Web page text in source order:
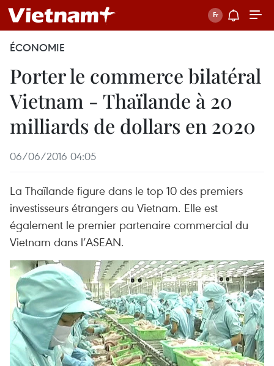
ÉCONOMIE
Porter le commerce bilatéral
Vietnam - Thaïlande à 20
milliards de dollars en 2020
06/06/2016 04:05
La Thaïlande figure dans le top 10 des premiers
investisseurs étrangers au Vietnam. Elle est
également le premier partenaire commercial du
Vietnam dans l’ASEAN.